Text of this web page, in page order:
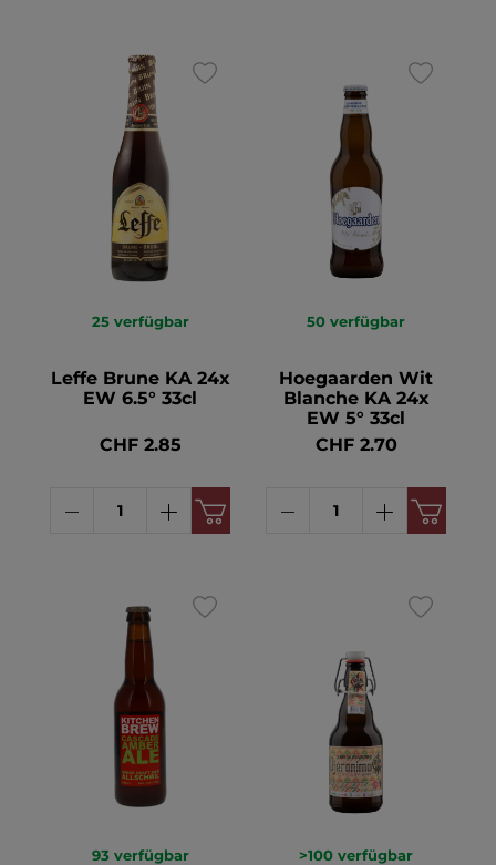
25 verfügbar
Leffe Brune KA 24x
EW 6.5° 33cl
CHF 2.85
50 verfügbar
Hoegaarden Wit
Blanche KA 24x
EW 5° 33cl
CHF 2.70
93 verfügbar >100 verfügbar